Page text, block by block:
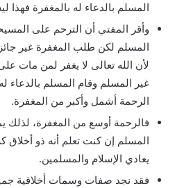
المسلم بالدعاء له بالمغفرة
وأقر المفتي أن الترحم على
المسلم لكن طلب المغفرة غير
لأن الله تعالى لا يغفر لمن مات
غير المسلم وقام المسلم بالدعاء
الرحمة أشمل وأكبر من المغفرة.
فالرحمة أوسع من المغفرة، لذلك
المسلم إن كنت تعلم أنه ذو أخلاق
يعادي الإسلام والمسلمين.
فقد نجد صفات وسمات أخلاقية